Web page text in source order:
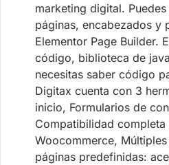
marketing digital.
páginas, encabezados y
Elementor Page Builder.
código, biblioteca de
necesitas saber código
Digitax cuenta con 3
inicio, Formularios de
Compatibilidad completa
Woocommerce,
páginas predefinidas: